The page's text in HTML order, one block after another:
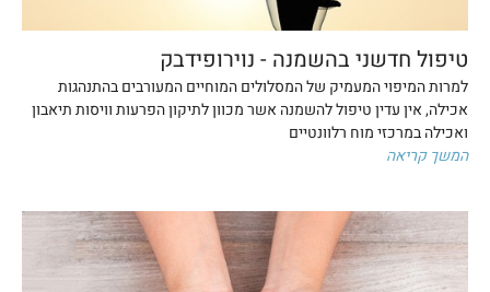
טיפול חדשני בהשמנה - נוירופידבק
למרות המיפוי המעמיק של המסלולים המוחיים המעורבים בהתנהגות
אכילה, אין עדין טיפול להשמנה אשר מכוון לתיקון הפרעות וויסות תיאבון
ואכילה במרכזי מוח רלוונטיים
המשך קריאה